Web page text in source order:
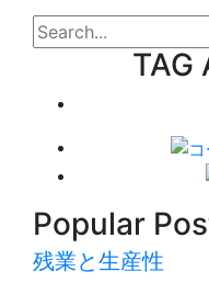
search
TAG
Popular
残業と生産性